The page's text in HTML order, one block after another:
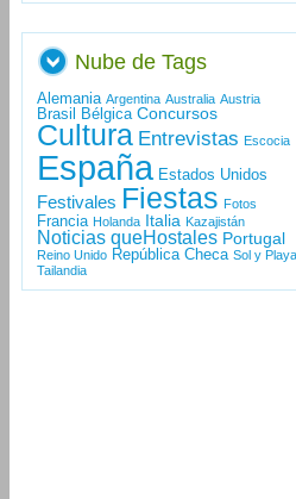
Nube de Tags
Alemania Argentina Australia Austria
Brasil Bélgica Concursos
Cultura Entrevistas Escocia
España Estados Unidos
Festivales Fiestas Fotos
Francia Holanda Italia Kazajistán
Noticias queHostales Portugal
Reino Unido República Checa Sol y Playa
Tailandia